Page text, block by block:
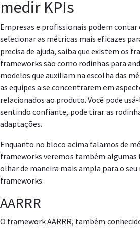
medir KPIs
Empresas e profissionais podem
selecionar as métricas mais eficazes
precisa de ajuda, saiba que existem os
frameworks são como rodinhas para
modelos que auxiliam na escolha das
as equipes a se concentrarem em
relacionados ao produto. Você pode
sentindo confiante, pode tirar as
adaptações.
Enquanto no bloco acima falamos de
frameworks veremos também algumas
olhar de maneira mais ampla para o
frameworks:
AARRR
O framework AARRR, também